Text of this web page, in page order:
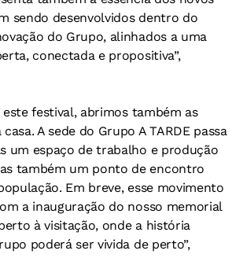
sendo desenvolvidos dentro do
do Grupo, alinhados a uma
conectada e propositiva”,
este festival, abrimos também as
A sede do Grupo A TARDE passa
um espaço de trabalho e produção
também um ponto de encontro
Em breve, esse movimento
a inauguração do nosso memorial
à visitação, onde a história
poderá ser vivida de perto”,